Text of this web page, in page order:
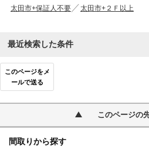
太田市+保証人不要
太田市+２Ｆ以上
最近検索した条件
このページをメ
ールで送る
このページの
間取りから探す